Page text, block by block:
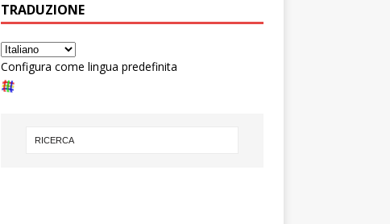
TRADUZIONE
Configura come lingua predefinita